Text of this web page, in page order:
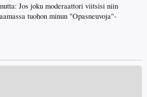
Jos joku moderaattori viitsisi niin
tuohon minun "Opasneuvoja"-